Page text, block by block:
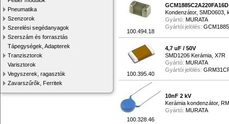
Pneumatika
Szenzorok
Szerelési segédanyagok
Szerszám és forrasztás
Tápegységek, Adapterek
Tranzisztorok
Varisztorok
Vegyszerek, ragasztók
Zavarszűrők, Ferritek
100.494.18
GCM1885C2A220FA16D
Kondenzátor, SMD0603,
Gyártó: MURATA
Gyártói jelölés:
100.395.40
4,7 uF / 50V
SMD1206 Kerámia, X7R
Gyártó: MURATA
Gyártói jelölés:
100.328.46
10nF 2 kV
Kerámia kondenzátor,
Gyártó: MURATA